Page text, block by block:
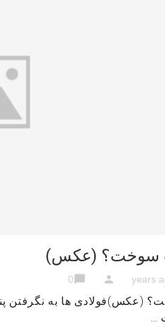
سوخت؟ (عکس)
person
chat_bubble
0
…